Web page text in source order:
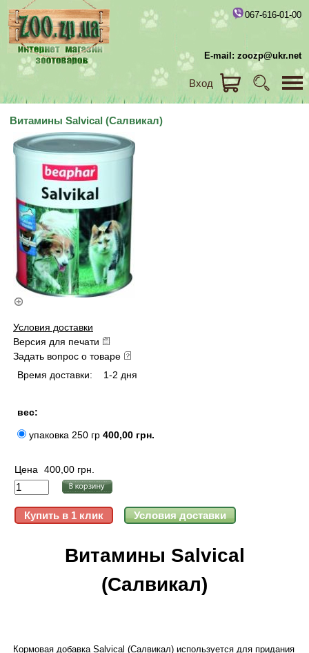
067-616-01-00
E-mail: zoozp@ukr.net
Вход
Витамины Salvical (Салвикал)
Условия доставки
Версия для печати
Задать вопрос о товаре
Время доставки:
1-2 дня
вес:
упаковка 250 гр 400,00 грн.
Цена 400,00 грн.
Витамины Salvical
(Салвикал)
Кормовая добавка Salvical (Салвикал) используется для придания